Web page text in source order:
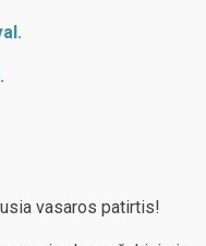
vasaros patirtis!